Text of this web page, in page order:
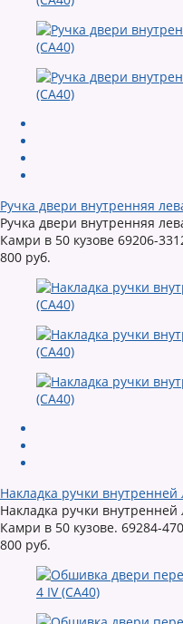
Ручка двери внутренняя
Ручка двери внутренняя
Камри в 50 кузове 69206-
800 руб.
Накладка ручки внутренней
Накладка ручки внутренней
Камри в 50 кузове. 69284-
800 руб.